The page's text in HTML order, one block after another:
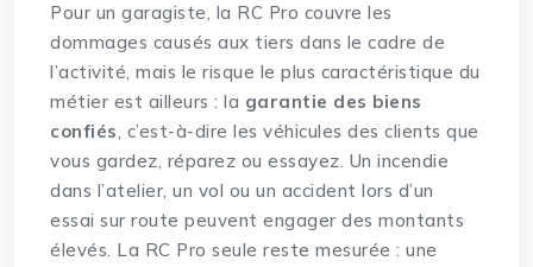
Pour un garagiste, la RC Pro couvre les
dommages causés aux tiers dans le cadre de
l’activité, mais le risque le plus caractéristique du
métier est ailleurs : la garantie des biens
confiés, c’est-à-dire les véhicules des clients que
vous gardez, réparez ou essayez. Un incendie
dans l’atelier, un vol ou un accident lors d’un
essai sur route peuvent engager des montants
élevés. La RC Pro seule reste mesurée : une